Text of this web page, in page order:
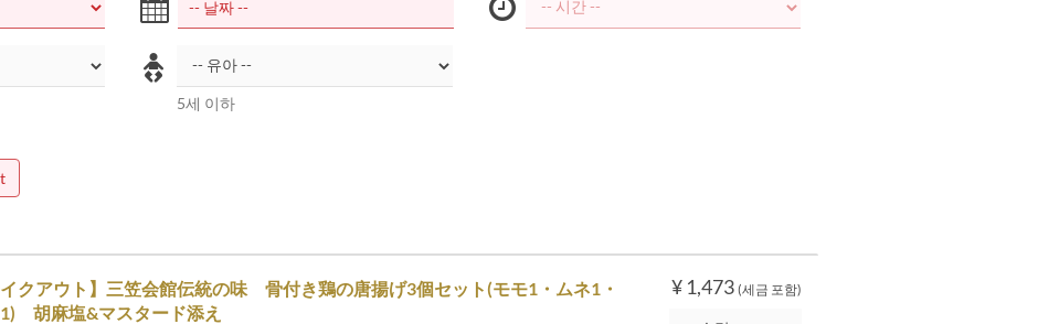
5세 이하
¥ 1,473 (세금 포함)
イクアウト】三笠会館伝統の味 骨付き鶏の唐揚げ3個セット(モモ1・ムネ1・
胡麻塩&マスタード添え